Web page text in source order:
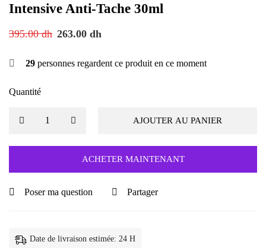
Intensive Anti-Tache 30ml
395.00dh 263.00 dh
29 personnes regardent ce produit en ce moment
Quantité
AJOUTER AU PANIER
ACHETER MAINTENANT
Poser ma question Partager
Date de livraison estimée: 24 H